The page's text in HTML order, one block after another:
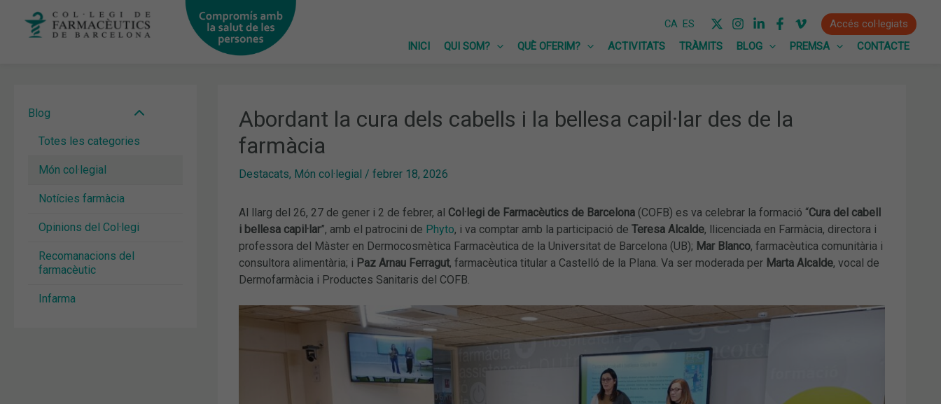
CA ES
Accés col·legiats
INICI
QUI SOM? QUÈ OFERIM? ACTIVITATS TRÀMITS BLOG PREMSA CONTACTE
Blog
Totes les categories
Món col·legial
Notícies farmàcia
Opinions del Col·legi
Recomanacions del
farmacèutic
Infarma
Abordant la cura dels cabells i la bellesa capil·lar des de la
farmàcia
Destacats, Món col·legial / febrer 18, 2026
Al llarg del 26, 27 de gener i 2 de febrer, al Col·legi de Farmacèutics de Barcelona(COFB) es va celebrar la formació “Cura del cabell
i bellesa capil·lar”, amb el patrocini de Phyto, i va comptar amb la participació de Teresa Alcalde, llicenciada en Farmàcia, directora i
professora del Màster en Dermocosmètica Farmacèutica de la Universitat de Barcelona (UB); Mar Blanco, farmacèutica comunitària i
consultora alimentària; i Paz Arnau Ferragut, farmacèutica titular a Castelló de la Plana. Va ser moderada per Marta Alcalde, vocal de
Dermofarmàcia i Productes Sanitaris del COFB.